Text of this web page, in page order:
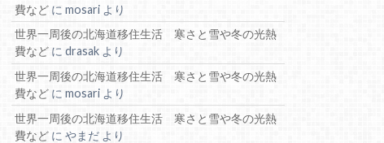
費など にmosari より
世界一周後の北海道移住生活 寒さと雪や冬の光熱
費など にdrasak より
世界一周後の北海道移住生活 寒さと雪や冬の光熱
費など にmosari より
世界一周後の北海道移住生活 寒さと雪や冬の光熱
費など にやまだ より